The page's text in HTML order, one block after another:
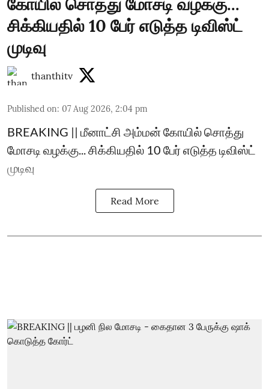
சிக்கியதில் 10 பேர் எடுத்த டிவிஸ்ட்
முடிவு
thanthitv
Published on: 07 Aug 2026, 2:04 pm
BREAKING || மீனாட்சி அம்மன் கோயில் சொத்து
மோசடி வழக்கு... சிக்கியதில் 10 பேர் எடுத்த டிவிஸ்ட்
முடிவு
Read More